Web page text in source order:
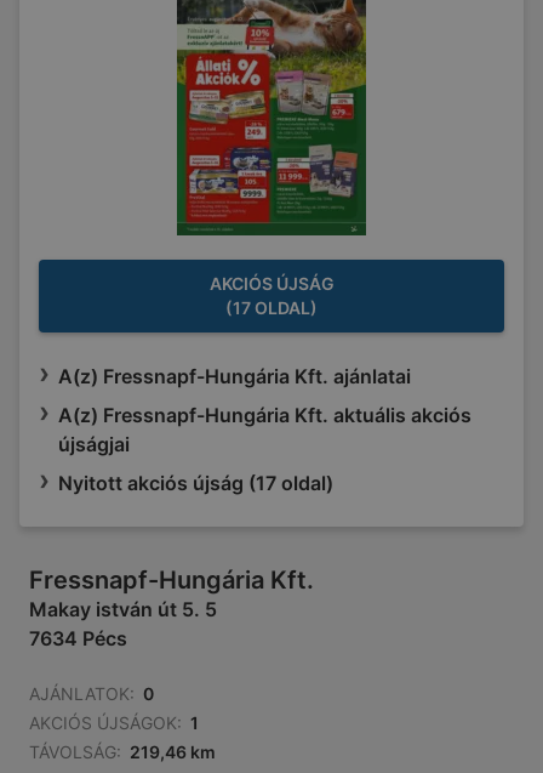
AKCIÓS ÚJSÁG
(17 OLDAL)
A(z) Fressnapf-Hungária Kft. ajánlatai
A(z) Fressnapf-Hungária Kft. aktuális akciós
újságjai
Nyitott akciós újság (17 oldal)
Fressnapf-Hungária Kft.
Makay istván út 5. 5
7634 Pécs
AJÁNLATOK: 0
AKCIÓS ÚJSÁGOK: 1
TÁVOLSÁG: 219,46 km